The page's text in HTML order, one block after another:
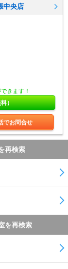
中央店
きます！
）
でお問合せ
再検索
を再検索